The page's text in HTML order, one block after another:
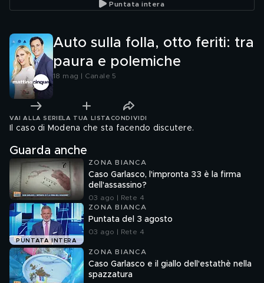
Puntata intera
Auto sulla folla, otto feriti: tra
paura e polemiche
18 mag | Canale 5
VAI ALLA SERIE LA TUA LISTA CONDIVIDI
Il caso di Modena che sta facendo discutere.
Guarda anche
ZONA BIANCA
Caso Garlasco, l'impronta 33 è la firma
dell'assassino?
03 ago | Rete 4
PUNTATA INTERA
ZONA BIANCA
Puntata del 3 agosto
03 ago | Rete 4
ZONA BIANCA
Caso Garlasco e il giallo dell'estathè nella
spazzatura